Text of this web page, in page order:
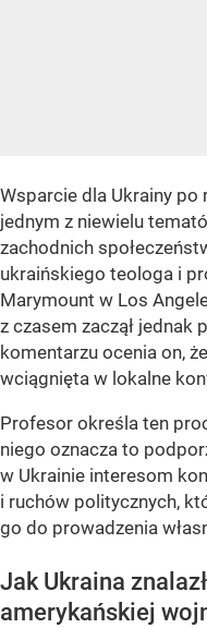
Wsparcie dla Ukrainy
jednym z niewielu
zachodnich
ukraińskiego teologa i
Marymount w Los
z czasem zaczął jednak
komentarzu ocenia on,
wciągnięta w lokalne
Profesor określa ten
niego oznacza to
w Ukrainie interesom
i ruchów politycznych,
go do prowadzenia
Jak Ukraina
amerykańskiej